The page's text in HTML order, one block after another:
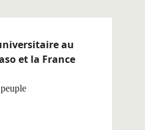
au
et la France